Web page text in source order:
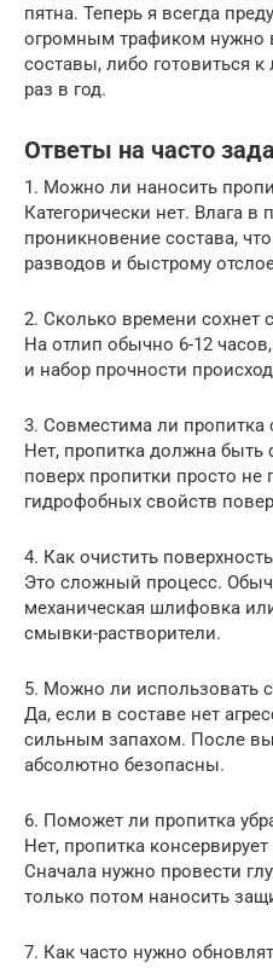
пятна. Теперь я всегда
огромным трафиком нужно
составы, либо готовиться
раз в год.
Ответы на часто
1. Можно ли наносить
Категорически нет. Влага в
проникновение состава,
разводов и быстрому
2. Сколько времени сохнет
На отлип обычно 6-12
и набор прочности
3. Совместима ли
Нет, пропитка должна
поверх пропитки просто не
гидрофобных свойств
4. Как очистить
Это сложный процесс.
механическая шлифовка
смывки-растворители.
5. Можно ли использовать
Да, если в составе нет
сильным запахом. После
абсолютно безопасны.
6. Поможет ли пропитка
Нет, пропитка
Сначала нужно провести
только потом наносить
7. Как часто нужно